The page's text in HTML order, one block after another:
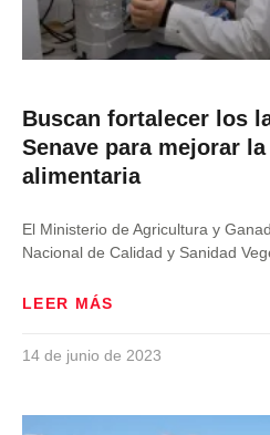
Buscan fortalecer los
Senave para mejorar
alimentaria
El Ministerio de Agricultura y
Nacional de Calidad y Sanidad
LEER MÁS
14 de junio de 2023